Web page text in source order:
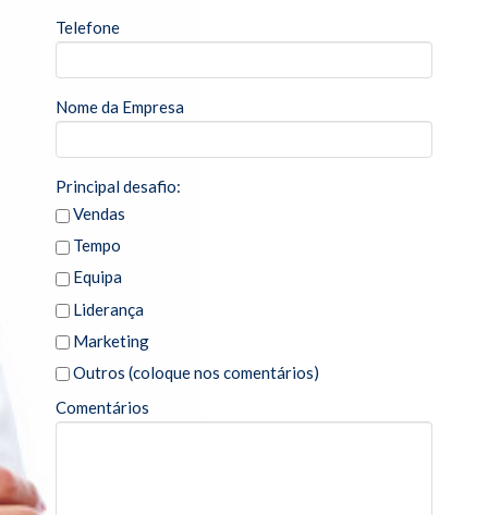
As Vendas Não Crescem
Não Consigo Ter Lucro
Quero Fazer o Diagnóstico da Minha Empresa
BLOG
PRESS
CONTACTOS
Telefone
Nome da Empresa
Principal desafio:
Vendas
Tempo
Equipa
Liderança
Marketing
Outros (coloque nos comentários)
Comentários